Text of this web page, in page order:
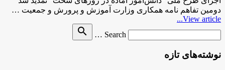
دومین تفاهم نامه همکاری وزارت آموزش و پرورش و جمعیت …
View article...
Search …
search
نوشته‌های تازه